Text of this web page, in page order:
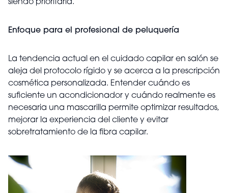
siendo prioritaria.
Enfoque para el profesional de peluquería
La tendencia actual en el cuidado capilar en salón se
aleja del protocolo rígido y se acerca a la prescripción
cosmética personalizada. Entender cuándo es
suficiente un acondicionador y cuándo realmente es
necesaria una mascarilla permite optimizar resultados,
mejorar la experiencia del cliente y evitar
sobretratamiento de la fibra capilar.